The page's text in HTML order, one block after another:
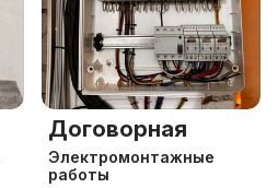
Договорная
Электромонтажные
работы